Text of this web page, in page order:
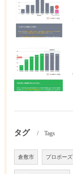
タグ Tags
倉敷市 プロポーズ